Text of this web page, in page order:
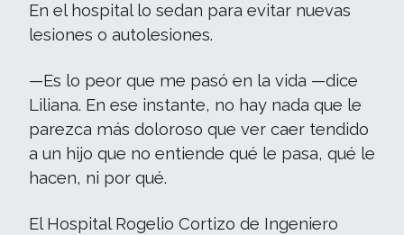
En el hospital lo sedan para evitar nuevas
lesiones o autolesiones.
—Es lo peor que me pasó en la vida —dice
Liliana. En ese instante, no hay nada que le
parezca más doloroso que ver caer tendido
a un hijo que no entiende qué le pasa, qué le
hacen, ni por qué.
El Hospital Rogelio Cortizo de Ingeniero